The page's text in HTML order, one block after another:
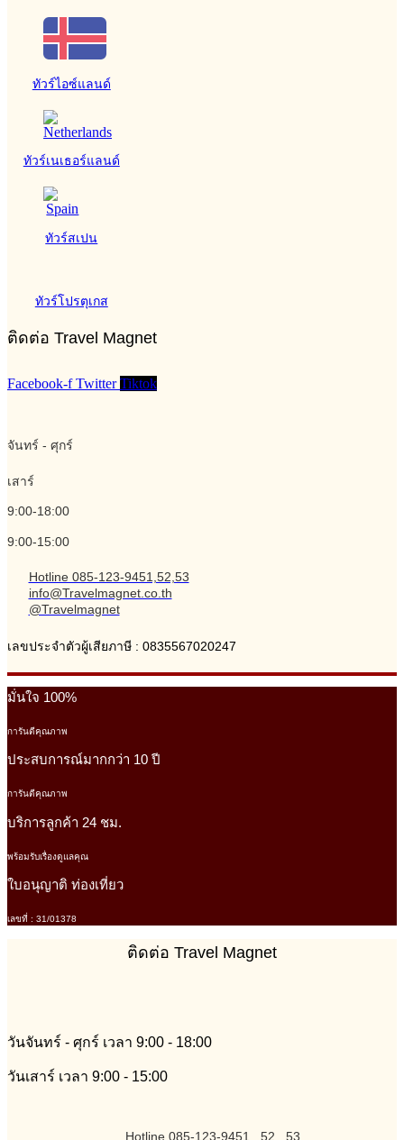
ทัวร์ไอซ์แลนด์
ทัวร์เนเธอร์แลนด์
ทัวร์สเปน
ทัวร์โปรตุเกส
ติดต่อ Travel Magnet
Facebook-f Twitter Tiktok
จันทร์ - ศุกร์
เสาร์
9:00-18:00
9:00-15:00
Hotline 085-123-9451,52,53
info@Travelmagnet.co.th
@Travelmagnet
เลขประจำตัวผู้เสียภาษี : 0835567020247
มั่นใจ 100%
การันตีคุณภาพ
ประสบการณ์มากกว่า 10 ปี
การันตีคุณภาพ
บริการลูกค้า 24 ชม.
พร้อมรับเรื่องดูแลคุณ
ใบอนุญาติ ท่องเที่ยว
เลขที่ : 31/01378
ติดต่อ Travel Magnet
วันจันทร์ - ศุกร์ เวลา 9:00 - 18:00
วันเสาร์ เวลา 9:00 - 15:00
Hotline 085-123-9451 , 52 , 53